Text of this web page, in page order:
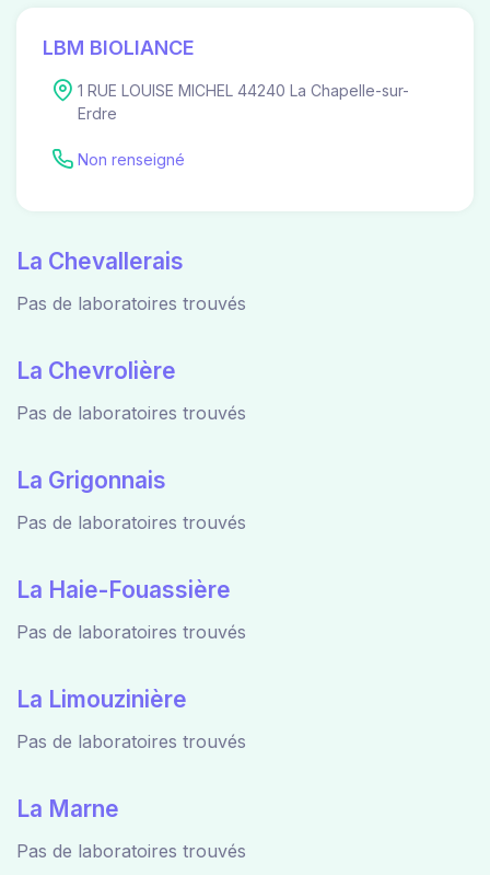
LBM BIOLIANCE
1 RUE LOUISE MICHEL 44240 La Chapelle-sur-
Erdre
Non renseigné
La Chevallerais
Pas de laboratoires trouvés
La Chevrolière
Pas de laboratoires trouvés
La Grigonnais
Pas de laboratoires trouvés
La Haie-Fouassière
Pas de laboratoires trouvés
La Limouzinière
Pas de laboratoires trouvés
La Marne
Pas de laboratoires trouvés